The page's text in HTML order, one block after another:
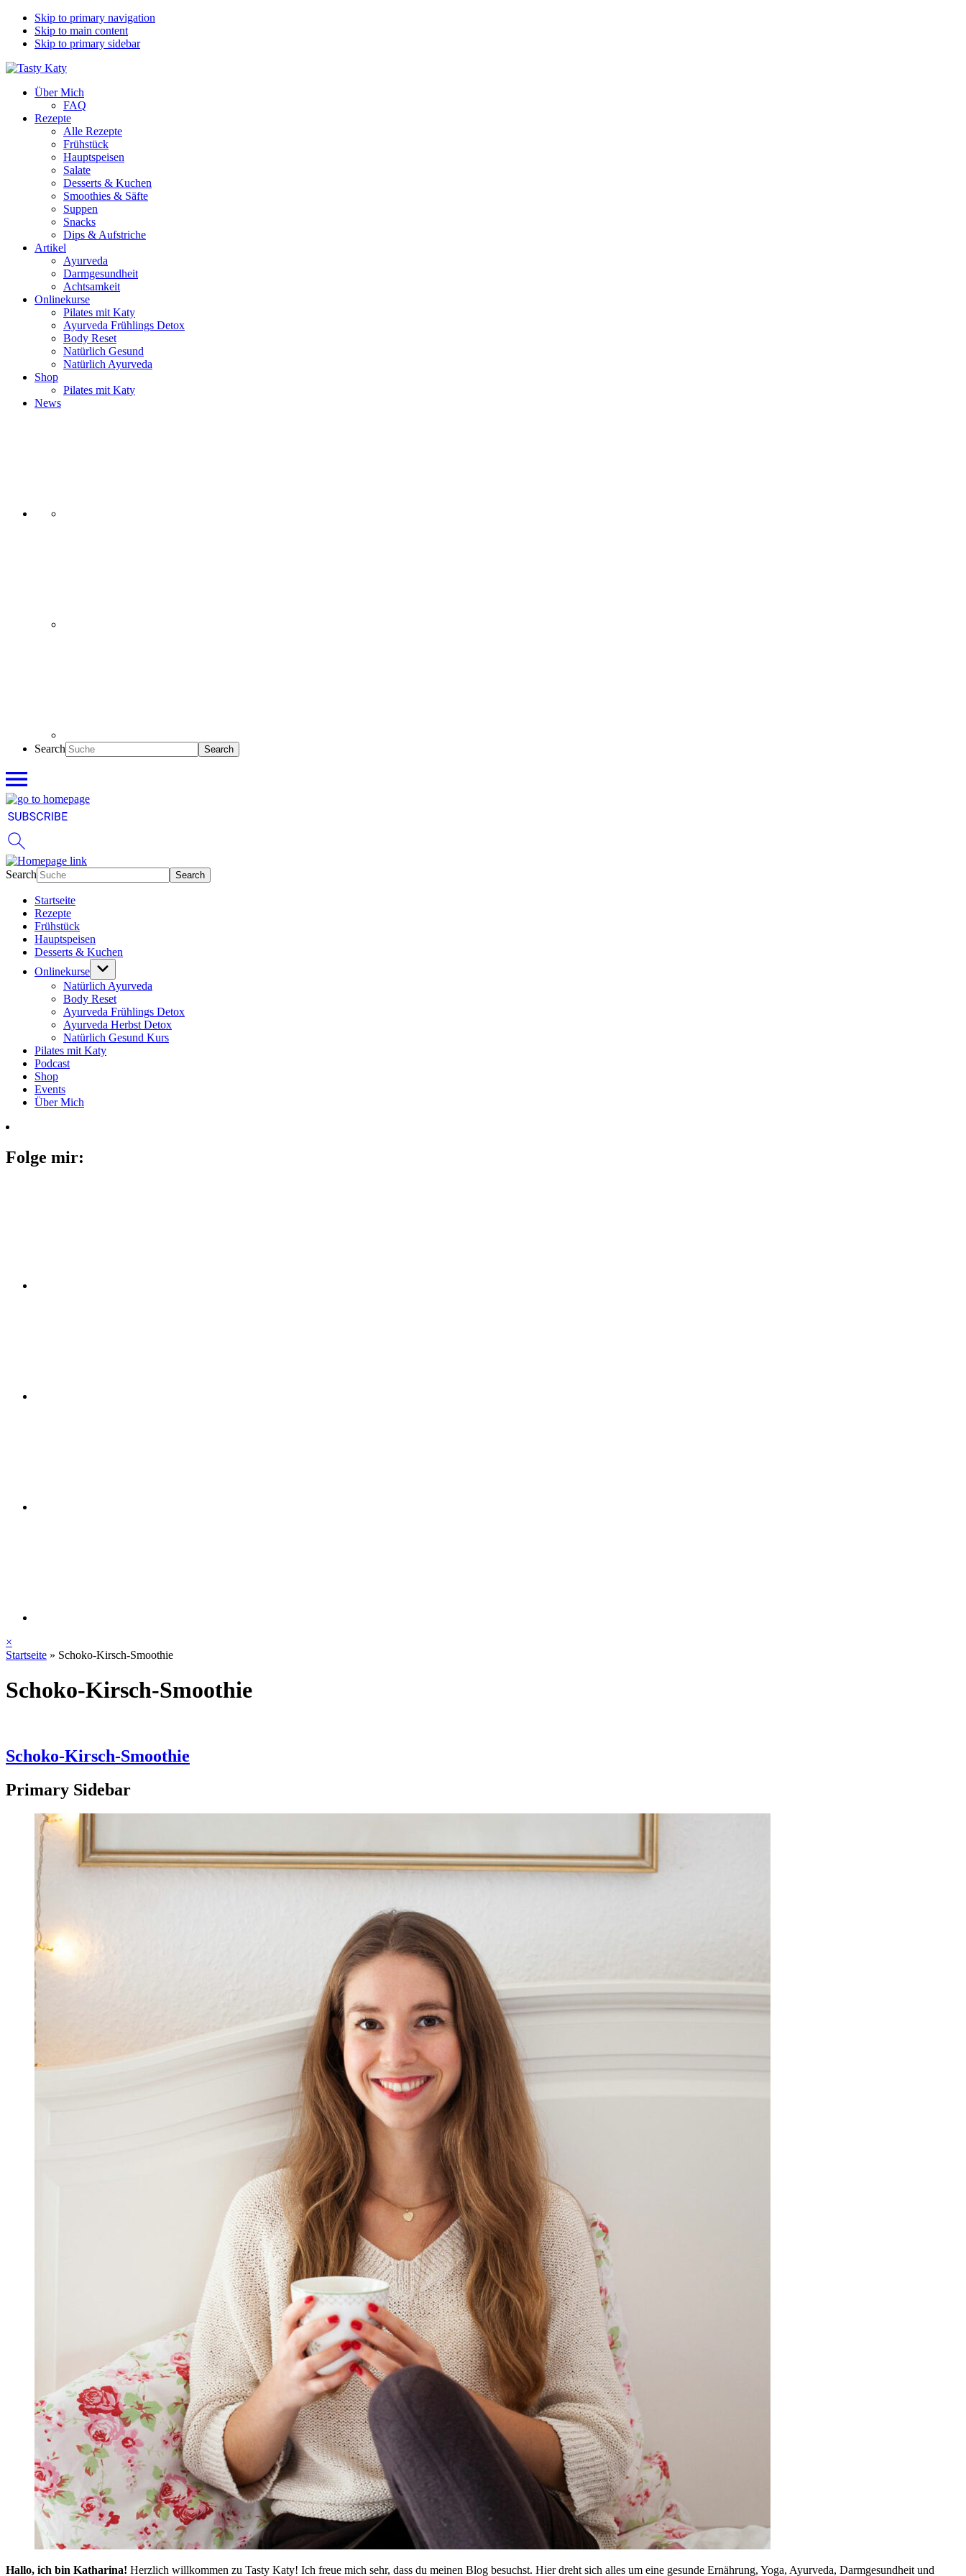
Skip to primary navigation
Skip to main content
Skip to primary sidebar
Über Mich
FAQ
Rezepte
Alle Rezepte
Frühstück
Hauptspeisen
Salate
Desserts & Kuchen
Smoothies & Säfte
Suppen
Snacks
Dips & Aufstriche
Artikel
Ayurveda
Darmgesundheit
Achtsamkeit
Onlinekurse
Pilates mit Katy
Ayurveda Frühlings Detox
Body Reset
Natürlich Gesund
Natürlich Ayurveda
Shop
Pilates mit Katy
News
Search
Search
Startseite
Rezepte
Frühstück
Hauptspeisen
Desserts & Kuchen
Onlinekurse
Natürlich Ayurveda
Body Reset
Ayurveda Frühlings Detox
Ayurveda Herbst Detox
Natürlich Gesund Kurs
Pilates mit Katy
Podcast
Shop
Events
Über Mich
Folge mir:
×
Startseite » Schoko-Kirsch-Smoothie
Schoko-Kirsch-Smoothie
Schoko-Kirsch-Smoothie
Primary Sidebar
Hallo, ich bin Katharina! Herzlich willkommen zu Tasty Katy! Ich freue mich sehr, dass du meinen Blog besuchst. Hier dreht sich alles um eine gesunde Ernährung, Yoga, Ayurveda, Darmgesundheit und